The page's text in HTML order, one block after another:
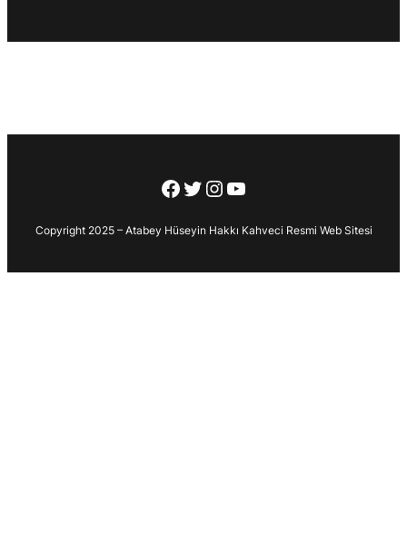
Facebook
Twitter
Instagram
YouTube
Copyright 2025 – Atabey Hüseyin Hakkı Kahveci Resmi Web Sitesi